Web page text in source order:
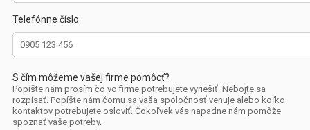
Telefónne číslo
S čím môžeme vašej firme pomôcť?
Popíšte nám prosím čo vo firme potrebujete vyriešiť. Nebojte sa
rozpísať. Popíšte nám čomu sa vaša spoločnosť venuje alebo koľko
kontaktov potrebujete osloviť. Čokoľvek vás napadne nám pomôže
spoznať vaše potreby.